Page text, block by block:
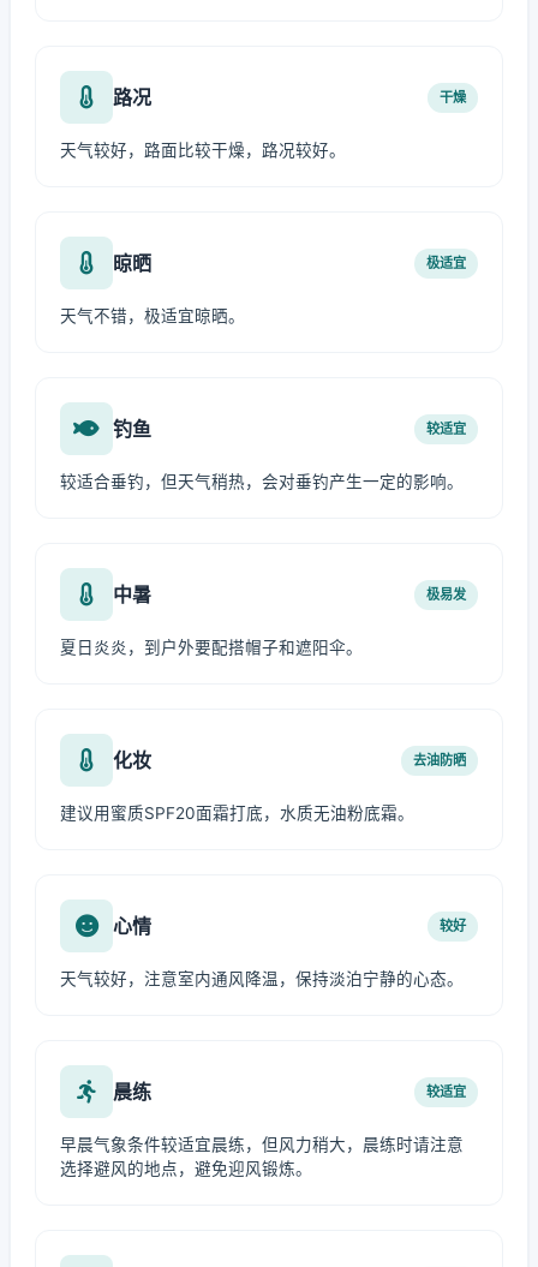
路况 干燥
天气较好，路面比较干燥，路况较好。
晾晒 极适宜
天气不错，极适宜晾晒。
钓鱼 较适宜
较适合垂钓，但天气稍热，会对垂钓产生一定的影响。
中暑 极易发
夏日炎炎，到户外要配搭帽子和遮阳伞。
化妆 去油防晒
建议用蜜质SPF20面霜打底，水质无油粉底霜。
心情 较好
天气较好，注意室内通风降温，保持淡泊宁静的心态。
晨练 较适宜
早晨气象条件较适宜晨练，但风力稍大，晨练时请注意
选择避风的地点，避免迎风锻炼。